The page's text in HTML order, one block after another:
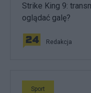
Strike King 9:
oglądać galę?
Redakcja
Sport